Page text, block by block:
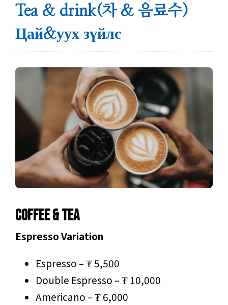
Tea & drink(차 & 음료수)
Цай&уух зүйлс
Coffee & Tea
Espresso Variation
Espresso – ₮ 5,500
Double Espresso – ₮ 10,000
Americano – ₮ 6,000